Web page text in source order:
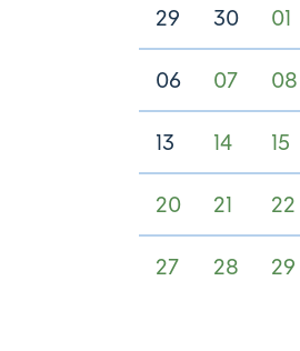
29 30 01
06 07 08
13 14 15
20 21 22
27 28 29